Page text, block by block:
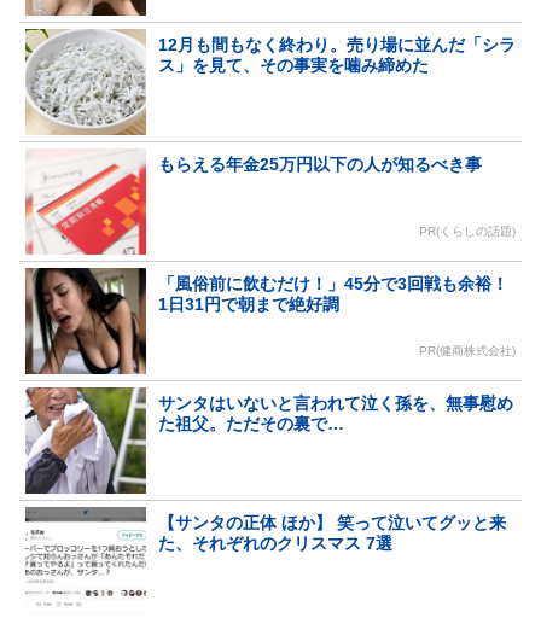
12月も間もなく終わり。売り場に並んだ「シラ
ス」を見て、その事実を噛み締めた
もらえる年金25万円以下の人が知るべき事
PR(くらしの話題)
「風俗前に飲むだけ！」45分で3回戦も余裕！
1日31円で朝まで絶好調
PR(健商株式会社)
サンタはいないと言われて泣く孫を、無事慰め
た祖父。ただその裏で…
【サンタの正体 ほか】 笑って泣いてグッと来
た、それぞれのクリスマス 7選